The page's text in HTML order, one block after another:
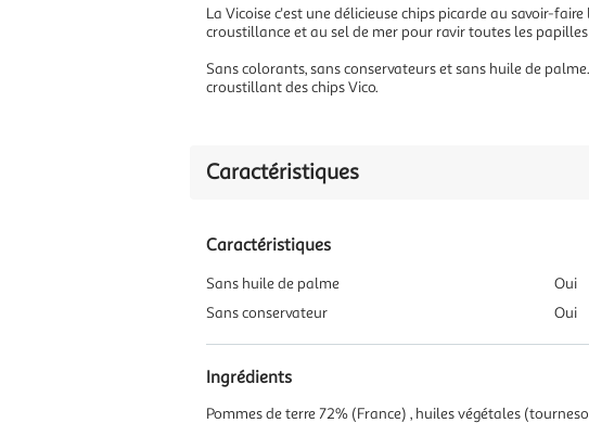
La Vicoise c'est une délicieuse chips picarde au savoir-
croustillance et au sel de mer pour ravir toutes les
Sans colorants, sans conservateurs et sans huile de
croustillant des chips Vico.
Caractéristiques
Caractéristiques
Sans huile de palme
Oui
Sans conservateur
Oui
Ingrédients
Pommes de terre 72% (France) , huiles végétales